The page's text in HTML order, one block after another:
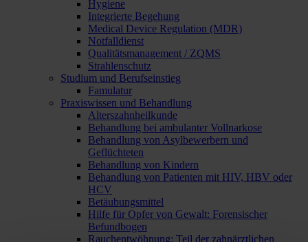
Hygiene
Integrierte Begehung
Medical Device Regulation (MDR)
Notfalldienst
Qualitätsmanagement / ZQMS
Strahlenschutz
Studium und Berufseinstieg
Famulatur
Praxiswissen und Behandlung
Alterszahnheilkunde
Behandlung bei ambulanter Vollnarkose
Behandlung von Asylbewerbern und
Geflüchteten
Behandlung von Kindern
Behandlung von Patienten mit HIV, HBV oder
HCV
Betäubungsmittel
Hilfe für Opfer von Gewalt: Forensischer
Befundbogen
Rauchentwöhnung: Teil der zahnärztlichen